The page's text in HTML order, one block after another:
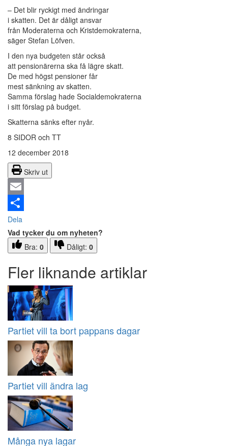
– Det blir ryckigt med ändringar
i skatten. Det är dåligt ansvar
från Moderaterna och Kristdemokraterna,
säger Stefan Löfven.
I den nya budgeten står också
att pensionärerna ska få lägre skatt.
De med högst pensioner får
mest sänkning av skatten.
Samma förslag hade Socialdemokraterna
i sitt förslag på budget.
Skatterna sänks efter nyår.
8 SIDOR och TT
12 december 2018
Skriv ut
Email
Dela
Vad tycker du om nyheten?
Bra: 0 Dåligt: 0
Fler liknande artiklar
Partiet vill ta bort pappans dagar
Partiet vill ändra lag
Många nya lagar